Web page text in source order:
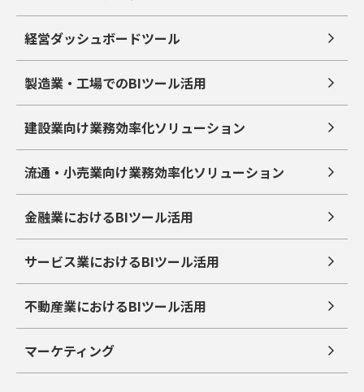
経営ダッシュボードツール
製造業・工場でのBIツール活用
建設業向け業務効率化ソリューション
流通・小売業向け業務効率化ソリューション
金融業におけるBIツール活用
サービス業におけるBIツール活用
不動産業におけるBIツール活用
マーケティング